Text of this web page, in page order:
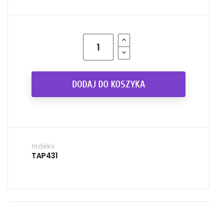
DODAJ DO KOSZYKA
Indeks
TAP431